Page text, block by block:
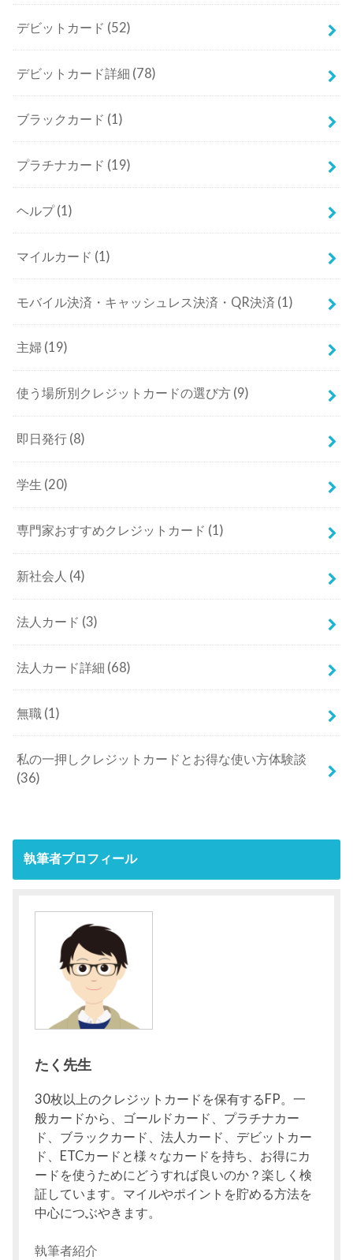
デビットカード (52)
デビットカード詳細 (78)
ブラックカード (1)
プラチナカード (19)
ヘルプ(1)
マイルカード (1)
モバイル決済・キャッシュレス決済・QR決済 (1)
主婦 (19)
使う場所別クレジットカードの選び方 (9)
即日発行 (8)
学生 (20)
専門家おすすめクレジットカード (1)
新社会人 (4)
法人カード (3)
法人カード詳細 (68)
無職 (1)
私の一押しクレジットカードとお得な使い方体験談
(36)
執筆者プロフィール
たく先生
30枚以上のクレジットカードを保有するFP。一
般カードから、ゴールドカード、プラチナカー
ド、ブラックカード、法人カード、デビットカー
ド、ETCカードと様々なカードを持ち、お得にカ
ードを使うためにどうすれば良いのか？楽しく検
証しています。マイルやポイントを貯める方法を
中心につぶやきます。
執筆者紹介